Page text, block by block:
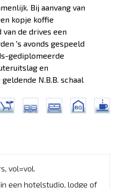
Bij aanvang van
kopje koffie
van de drives een
's avonds gespeeld
gediplomeerde
en
N.B.B. schaal
vol=vol.
een hotelstudio, lodge of